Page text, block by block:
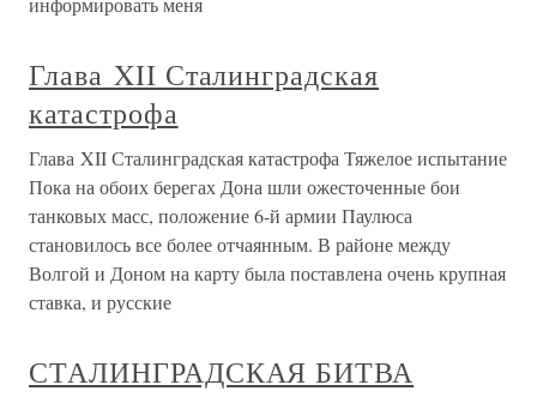
Глава XII Сталинградская
катастрофа
Глава XII Сталинградская катастрофа Тяжелое испытание
Пока на обоих берегах Дона шли ожесточенные бои
танковых масс, положение 6-й армии Паулюса
становилось все более отчаянным. В районе между
Волгой и Доном на карту была поставлена очень крупная
ставка, и русские
СТАЛИНГРАДСКАЯ БИТВА